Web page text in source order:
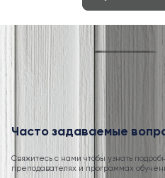
Часто задаваемые
Свяжитесь с нами чтобы узнать
преподавателях и программах